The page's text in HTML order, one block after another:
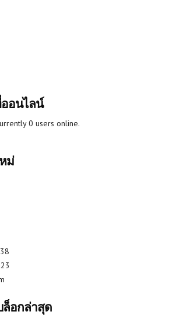
อนไลน์
0 users online.
ม่
ล็อกล่าสุด